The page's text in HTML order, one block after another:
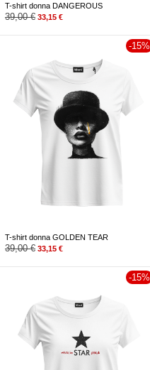
T-shirt donna DANGEROUS
39,00€ 33,15 €
-15%
T-shirt donna GOLDEN TEAR
39,00€ 33,15 €
-15%